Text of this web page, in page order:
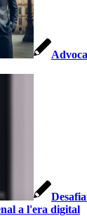
a l'era digital